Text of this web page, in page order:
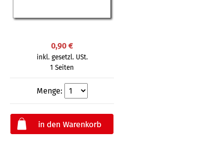
0,90 €
inkl. gesetzl. USt.
1 Seiten
Menge: